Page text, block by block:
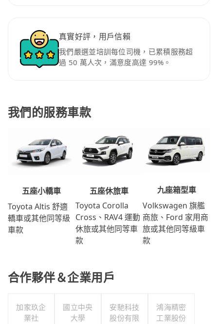
真實好評，用戶信賴
我們嚴選並培訓每位司機，已累積服務超
過 50 萬人次，滿意度高達 99%。
我們的服務車款
五座小轎車
Toyota Altis 舒適
轎車或其他同等級
車款
五座休旅車
Toyota Corolla
Cross、RAV4 運動
休旅或其他同等車
款
九座箱型車
Volkswagen 旗艦
商旅、Ford 家用商
旅或其他同等級車
款
合作夥伴＆企業用戶
加家玖企
業社
國立中央
大學
安馳科技
股份有限
鴻海精密
工業股份